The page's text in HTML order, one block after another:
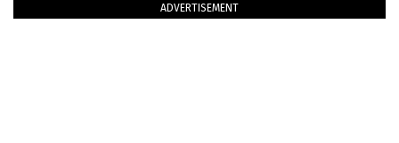
ADVERTISEMENT